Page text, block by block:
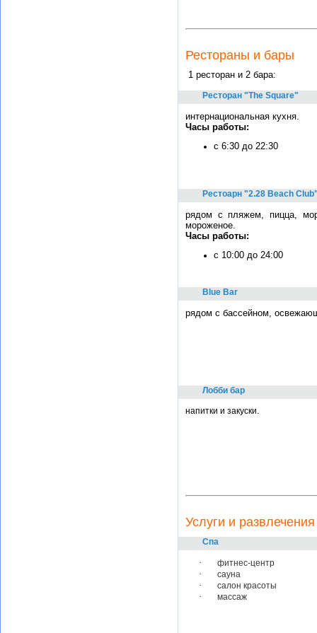
Рестораны и бары
1 ресторан и 2 бара:
Ресторан "The Square"
интернациональная кухня.
Часы работы:
c 6:30 до 22:30
Рестоарн "2.28 Beach
рядом c пляжем, пицца,
мороженое.
Часы работы:
c 10:00 до 24:00
Blue Bar
рядом с бассейном,
Лобби бар
напитки и закуски.
Услуги и развлечения
Спа
· фитнес-центр
· сауна
· салон красоты
· массаж